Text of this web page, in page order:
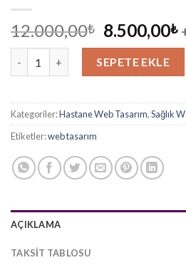
12.000,00₺ Orijinal
fiyat:
12.000,00₺.
8.500,00₺
SEPETE EKLE
Kategoriler:Hastane Web Tasarım,Sağlık
Etiketler:web tasarım
AÇIKLAMA
TAKSIT TABLOSU